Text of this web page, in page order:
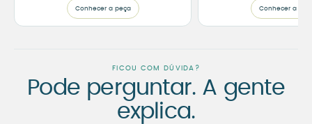
Conhecer a peça Conhecer a
FICOU COM DÚVIDA?
Pode perguntar. A gente
explica.